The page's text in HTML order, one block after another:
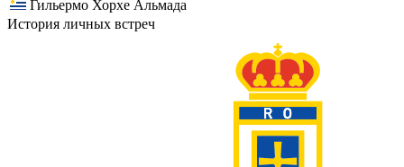
Гильермо Хорхе Альмада
История личных встреч